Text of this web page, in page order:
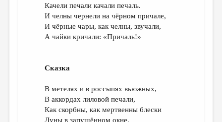
Качели печали качали печаль.
И челны чернели на чёрном причале,
И чёрные чары, как челны, звучали,
А чайки кричали: «Причаль!»
Сказка
В метелях и в россыпях вьюжных,
В аккордах лиловой печали,
Как скорбны, как мертвенны блески
Луны в запушённом окне.